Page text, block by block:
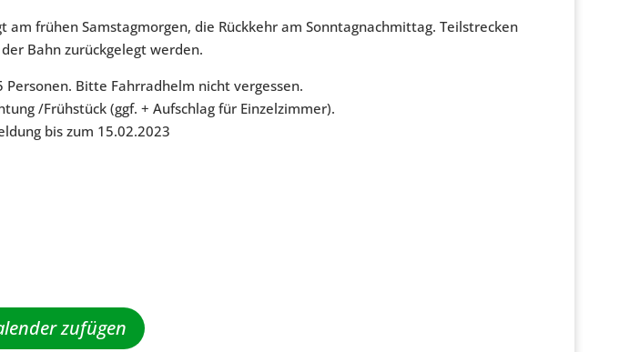
frühen Samstagmorgen, die Rückkehr am Sonntagnachmittag. Teilstrecken
Bahn zurückgelegt werden.
Bitte Fahrradhelm nicht vergessen.
/Frühstück (ggf. + Aufschlag für Einzelzimmer).
bis zum 15.02.2023
zufügen